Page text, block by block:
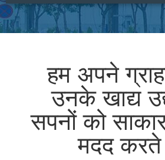
हम अपने
उनके खाद्य
सपनों को
मदद